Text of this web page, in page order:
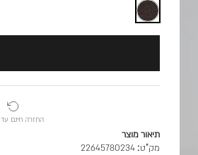
שחור
החזרה חינם עד 21 יום
תיאור מוצר
מק"ט: 22645780234